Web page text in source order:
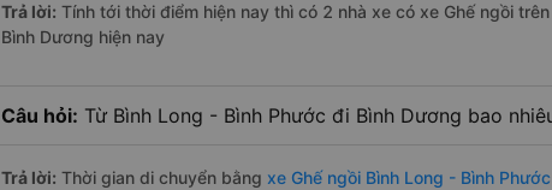
Trả lời: Tính tới thời điểm hiện nay thì có 2 nhà xe có xe Ghế ngồi
Bình Dương hiện nay
Câu hỏi: Từ Bình Long - Bình Phước đi Bình Dương bao
Trả lời: Thời gian di chuyển bằng xe Ghế ngồi Bình Long - Bình